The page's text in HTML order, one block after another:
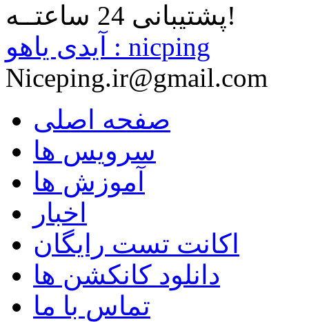
پشتیبانی 24 ساعتــه!
آیدی یاهو : nicping
Niceping.ir@gmail.com
صفحه اصلی
سرویس ها
آموزش ها
اخبار
اکانت تست رایگان
دانلود کانکشن ها
تماس با ما